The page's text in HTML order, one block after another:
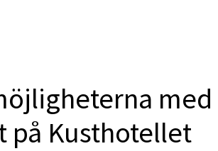
på Kusthotellet